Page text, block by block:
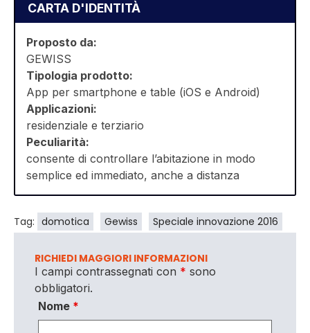
CARTA D'IDENTITÀ
Proposto da:
GEWISS
Tipologia prodotto:
App per smartphone e table (iOS e Android)
Applicazioni:
residenziale e terziario
Peculiarità:
consente di controllare l’abitazione in modo
semplice ed immediato, anche a distanza
Tag: domotica Gewiss Speciale innovazione 2016
RICHIEDI MAGGIORI INFORMAZIONI
I campi contrassegnati con * sono
obbligatori.
Nome *